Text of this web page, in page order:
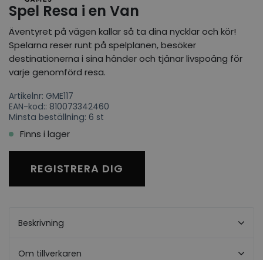
Spel Resa i en Van
Äventyret på vägen kallar så ta dina nycklar och kör!
Spelarna reser runt på spelplanen, besöker
destinationerna i sina händer och tjänar livspoäng för
varje genomförd resa.
Artikelnr: GME117
EAN-kod:: 810073342460
Minsta beställning: 6 st
Finns i lager
REGISTRERA DIG
Beskrivning
Om tillverkaren